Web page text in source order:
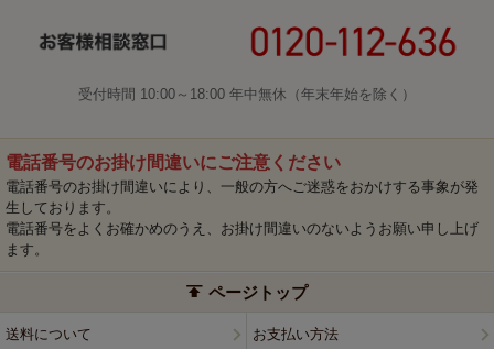
受付時間 10:00～18:00 年中無休（年末年始を除く）
電話番号のお掛け間違いにご注意ください
電話番号のお掛け間違いにより、一般の方へご迷惑をおかけする事象が発
生しております。
電話番号をよくお確かめのうえ、お掛け間違いのないようお願い申し上げ
ます。
ページトップ
送料について お支払い方法